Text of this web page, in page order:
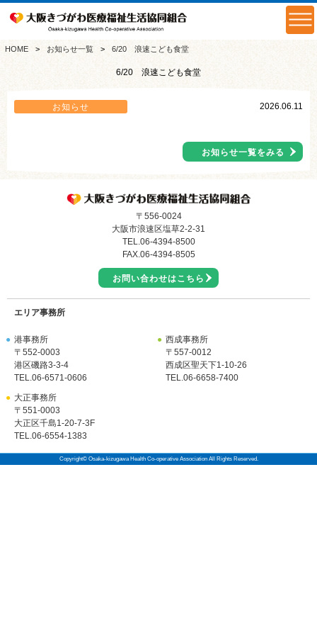
HOME お知らせ一覧 6/20 浪速こども食堂
6/20 浪速こども食堂
お知らせ 2026.06.11
お知らせ一覧をみる
〒556-0024
大阪市浪速区塩草2-2-31
TEL.06-4394-8500
FAX.06-4394-8505
お問い合わせはこちら
エリア事務所
● 港事務所
〒552-0003
港区磯路3-3-4
TEL.06-6571-0606
● 西成事務所
〒557-0012
西成区聖天下1-10-26
TEL.06-6658-7400
● 大正事務所
〒551-0003
大正区千島1-20-7-3F
TEL.06-6554-1383
Copyright© Osaka-kizugawa Health Co-operative Association All Rights Reserved.